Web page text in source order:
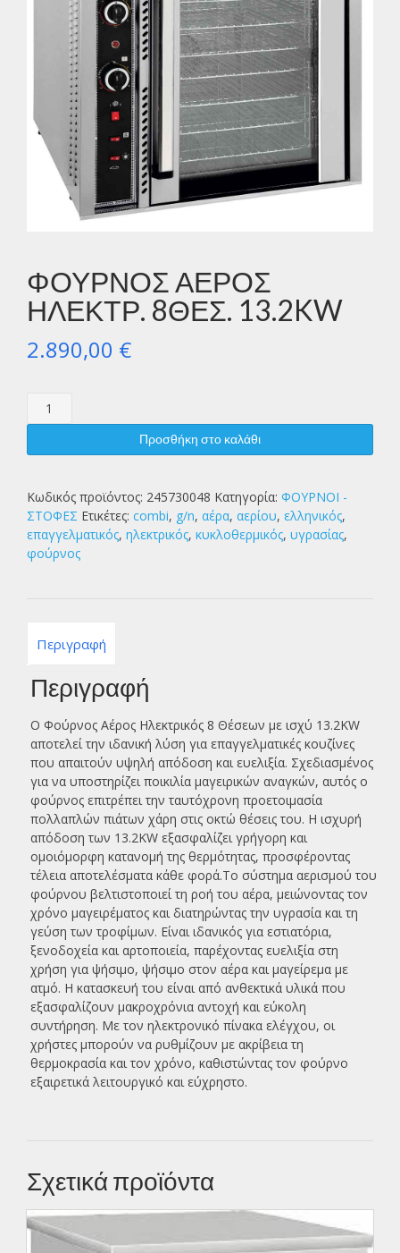
ΦΟΥΡΝΟΣ ΑΕΡΟΣ
ΗΛΕΚΤΡ. 8ΘΕΣ. 13.2KW
2.890,00 €
ΦΟΥΡΝΟΣ
ΑΕΡΟΣ
8ΘΕΣ.
ποσότητα
Προσθήκη στο καλάθι
Κωδικός προϊόντος: 245730048 Κατηγορία: ΦΟΥΡΝΟΙ -
ΣΤΟΦΕΣ Ετικέτες: combi, g/n, αέρα, αερίου, ελληνικός,
επαγγελματικός, ηλεκτρικός, κυκλοθερμικός, υγρασίας,
φούρνος
Περιγραφή
Περιγραφή
Ο Φούρνος Αέρος Ηλεκτρικός 8 Θέσεων με ισχύ 13.2KW
αποτελεί την ιδανική λύση για επαγγελματικές κουζίνες
που απαιτούν υψηλή απόδοση και ευελιξία. Σχεδιασμένος
για να υποστηρίζει ποικιλία μαγειρικών αναγκών, αυτός ο
φούρνος επιτρέπει την ταυτόχρονη προετοιμασία
πολλαπλών πιάτων χάρη στις οκτώ θέσεις του. Η ισχυρή
απόδοση των 13.2KW εξασφαλίζει γρήγορη και
ομοιόμορφη κατανομή της θερμότητας, προσφέροντας
τέλεια αποτελέσματα κάθε φορά.Το σύστημα αερισμού του
φούρνου βελτιστοποιεί τη ροή του αέρα, μειώνοντας τον
χρόνο μαγειρέματος και διατηρώντας την υγρασία και τη
γεύση των τροφίμων. Είναι ιδανικός για εστιατόρια,
ξενοδοχεία και αρτοποιεία, παρέχοντας ευελιξία στη
χρήση για ψήσιμο, ψήσιμο στον αέρα και μαγείρεμα με
ατμό. Η κατασκευή του είναι από ανθεκτικά υλικά που
εξασφαλίζουν μακροχρόνια αντοχή και εύκολη
συντήρηση. Με τον ηλεκτρονικό πίνακα ελέγχου, οι
χρήστες μπορούν να ρυθμίζουν με ακρίβεια τη
θερμοκρασία και τον χρόνο, καθιστώντας τον φούρνο
εξαιρετικά λειτουργικό και εύχρηστο.
Σχετικά προϊόντα